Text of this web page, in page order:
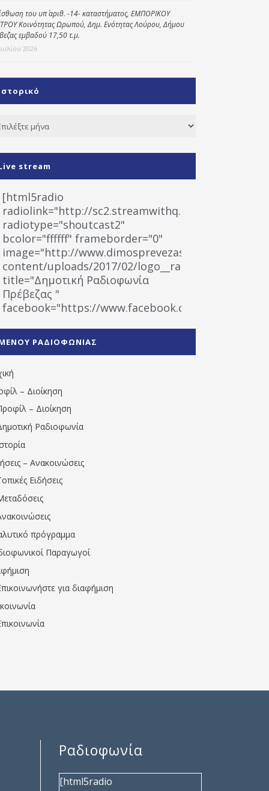
του υπ΄ αριθ. -14- καταστήματος, ΕΜΠΟΡΙΚΟΥ
Κοινότητας Ωρωπού, Δημ. Ενότητας Λούρου, Δήμου
εμβαδού 17,50 τ.μ.
2026
stream
[html5radio
radiolink="http://sc2.streamwithq.com:8028/
radiotype="shoutcast2"
bcolor="ffffff" frameborder="0"
image="http://www.dimosprevezas.gr/wp-
content/uploads/2017/02/logo__radiofonias.jpg"
title="Δημοτική Ραδιοφωνία
Πρέβεζας "
facebook="https://www.facebook.com/
1531194763766854/" artist="" ]
ΡΑΔΙΟΦΩΝΙΑΣ
– Διοίκηση
– Διοίκηση
Ραδιοφωνία
– Ανακοινώσεις
Ειδήσεις
πρόγραμμα
Παραγωγοί
για διαφήμιση
Ραδιοφωνία
[html5radio